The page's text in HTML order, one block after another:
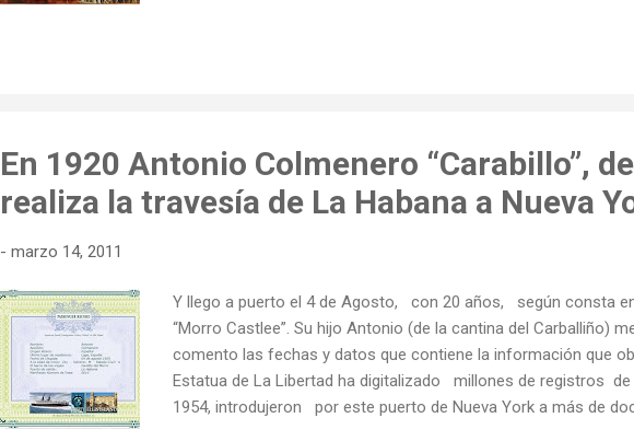
agrupaciones: -Banda de gaitas San Martiño de Quiroga -
En 1920 Antonio Colmenero “Carabillo”,
realiza la travesía de La Habana a Nueva
- marzo 14, 2011
Y llego a puerto el 4 de Agosto, con 20 años, según consta
“Morro Castlee”. Su hijo Antonio (de la cantina del Carballiño)
comento las fechas y datos que contiene la información que
Estatua de La Libertad ha digitalizado millones de registros
1954, introdujeron por este puerto de Nueva York a más de